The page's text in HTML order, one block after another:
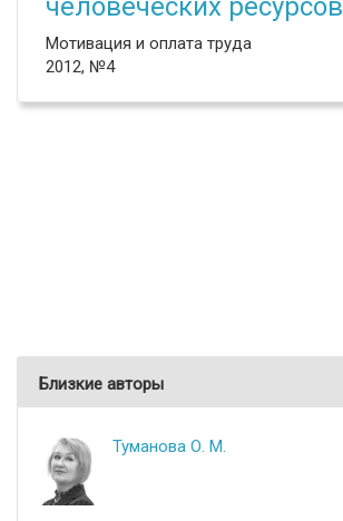
человеческих ресурсов
Мотивация и оплата труда
2012, №4
Близкие авторы
Туманова О. М.